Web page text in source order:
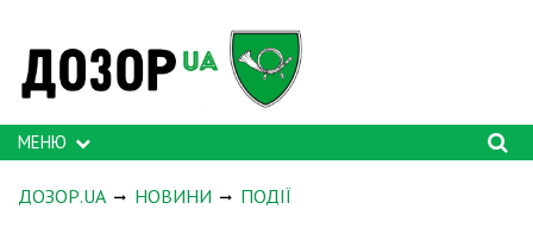
МЕНЮ
ДОЗОР.UA НОВИНИ ПОДІЇ